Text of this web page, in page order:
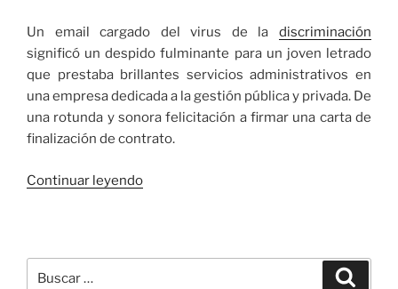
Un email cargado del virus de la discriminación
significó un despido fulminante para un joven letrado
que prestaba brillantes servicios administrativos en
una empresa dedicada a la gestión pública y privada. De
una rotunda y sonora felicitación a firmar una carta de
finalización de contrato.
Continuar leyendo«Cuando